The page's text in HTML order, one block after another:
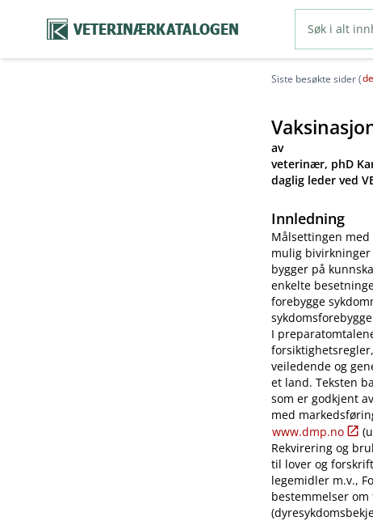
VETERINÆRKATALOGEN
Siste besøkte sider (
av
veterinær, phD
daglig leder ved
Innledning
Målsettingen
mulig bivirkninger
bygger på
enkelte
forebygge
I
veiledende og
et land. Teksten
som er godkjent av
med
www.dmp.no
Rekvirering og
til lover og
legemidler m.v.,
bestemmelser